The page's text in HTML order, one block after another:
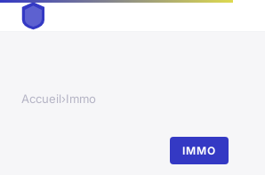
Accueil›Immo
IMMO